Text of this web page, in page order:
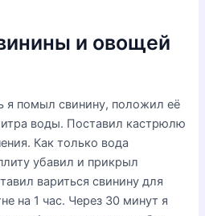
и овощей
я помыл свинину, положил её
воды. Поставил кастрюлю
Как только вода
убавил и прикрыл
вариться свинину для
на 1 час. Через 30 минут я